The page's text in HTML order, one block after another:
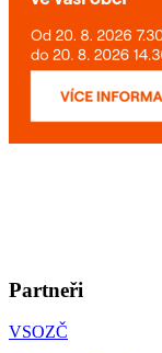
Partneři
VSOZČ